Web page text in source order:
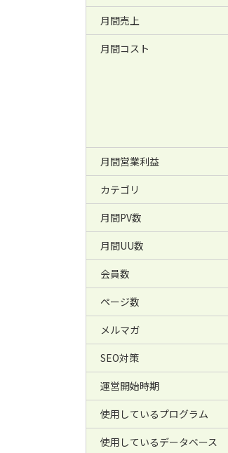
月間売上
月間コスト
月間営業利益
カテゴリ
月間PV数
月間UU数
会員数
ページ数
メルマガ
SEO対策
運営開始時期
使用しているプログラム
使用しているデータベース